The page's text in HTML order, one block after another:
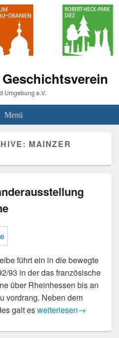
Umgebung e.V.
Menü
MAINZER
führt ein in die bewegte
93 in der das französische
über Rheinhessen bis an
vordrang. Neben dem
galt esEröffnung der
weiterlesen→